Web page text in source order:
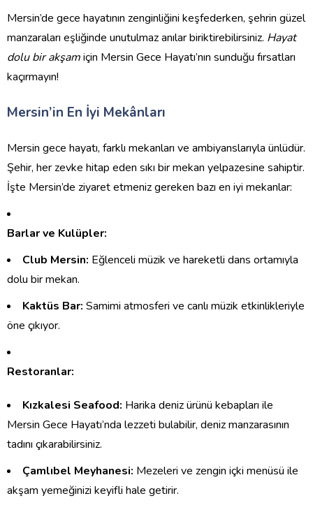
Mersin’de gece hayatının zenginliğini keşfederken, şehrin güzel
manzaraları eşliğinde unutulmaz anılar biriktirebilirsiniz. Hayat
dolu bir akşamiçin Mersin Gece Hayatı’nın sunduğu fırsatları
kaçırmayın!
Mersin’in En İyi Mekânları
Mersin gece hayatı, farklı mekanları ve ambiyanslarıyla ünlüdür.
Şehir, her zevke hitap eden sıkı bir mekan yelpazesine sahiptir.
İşte Mersin’de ziyaret etmeniz gereken bazı en iyi mekanlar:
Barlar ve Kulüpler:
Club Mersin: Eğlenceli müzik ve hareketli dans ortamıyla
dolu bir mekan.
Kaktüs Bar: Samimi atmosferi ve canlı müzik etkinlikleriyle
öne çıkıyor.
Restoranlar:
Kızkalesi Seafood: Harika deniz ürünü kebapları ile
Mersin Gece Hayatı’nda lezzeti bulabilir, deniz manzarasının
tadını çıkarabilirsiniz.
Çamlıbel Meyhanesi: Mezeleri ve zengin içki menüsü ile
akşam yemeğinizi keyifli hale getirir.